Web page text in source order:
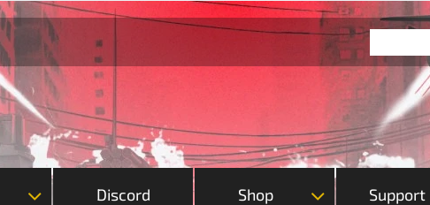
Discord Shop Support